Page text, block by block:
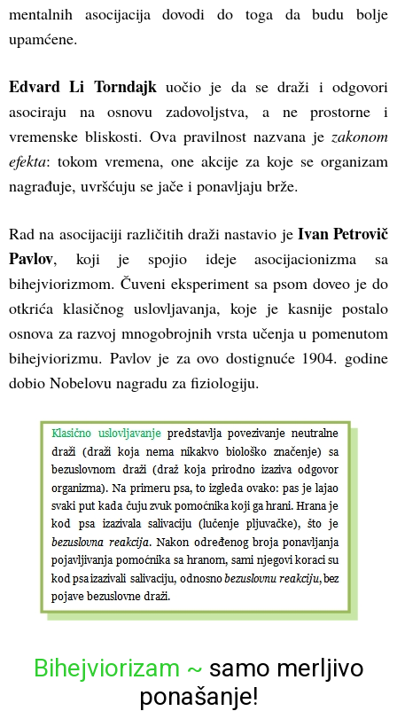
mentalnih asocijacija dovodi do toga da budu bolje
upamćene.
Edvard Li Torndajkuočio je da se draži i odgovori
asociraju na osnovu zadovoljstva, a ne prostorne i
vremenske bliskosti. Ova pravilnost nazvana je zakonom
efekta: tokom vremena, one akcije za koje se organizam
nagrađuje, uvršćuju se jače i ponavljaju brže.
Rad na asocijaciji različitih draži nastavio je Ivan Petrovič
Pavlov, koji je spojio ideje asocijacionizma sa
bihejviorizmom. Čuveni eksperiment sa psom doveo je do
otkrića klasičnog uslovljavanja, koje je kasnije postalo
osnova za razvoj mnogobrojnih vrsta učenja u pomenutom
bihejviorizmu. Pavlov je za ovo dostignuće 1904. godine
dobio Nobelovu nagradu za fiziologiju.
Bihejviorizam ~ samo merljivo
ponašanje!